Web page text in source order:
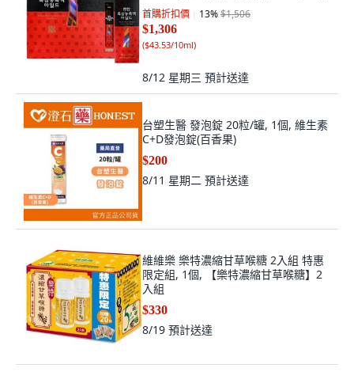
首購折扣價 13%$1,506
$1,306
($43.53/10ml)
8/12 星期三 預計送達
台塑生醫 發泡錠 20粒/罐, 1個, 維生素
C+D發泡錠(百香果)
$200
8/11 星期二 預計送達
維維樂 樂特濃縮甘草喉糖 2入組 特惠
限定組, 1個, 【樂特濃縮甘草喉糖】2
入組
$330
8/19 預計送達